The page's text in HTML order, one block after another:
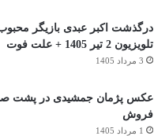
درگذشت اکبر عبدی بازیگر
تلویزیون 2 تیر 1405 + علت فوت
3 مرداد 1405
عکس پژمان جمشیدی در پشت
فروش
1 مرداد 1405